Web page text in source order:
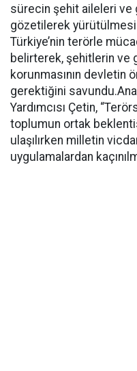
sürecin şehit aileleri ve
gözetilerek
Türkiye’nin terörle
belirterek, şehitlerin ve
korunmasının devletin
gerektiğini
Yardımcısı Çetin,
toplumun ortak
ulaşılırken milletin
uygulamalardan